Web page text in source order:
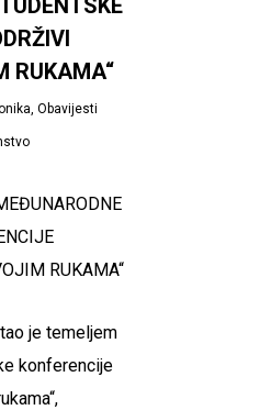
RUKAMA“
, Obavijesti
RUKAMA“
je temeljem
konferencije